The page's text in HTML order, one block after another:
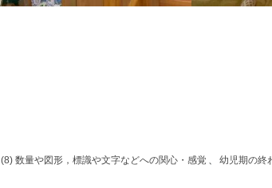
(8) 数量や図形，標識や文字などへの関心・感覚 、 幼児期の終